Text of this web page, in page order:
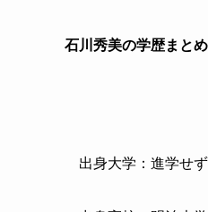
石川秀美の学歴まとめ
出身大学：進学せず